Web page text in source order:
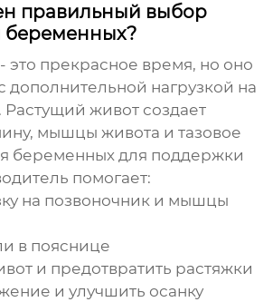
правильный выбор
беременных?
это прекрасное время, но оно
дополнительной нагрузкой на
живот создает
мышцы живота и тазовое
беременных для поддержки
помогает:
на позвоночник и мышцы
в пояснице
и предотвратить растяжки
и улучшить осанку